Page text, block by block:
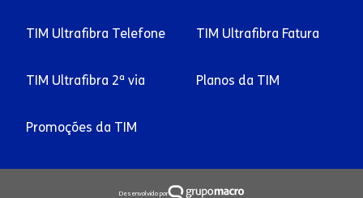
TIM Ultrafibra Telefone TIM Ultrafibra Fatura
TIM Ultrafibra 2ª via Planos da TIM
Promoções da TIM
Desenvolvido por